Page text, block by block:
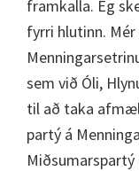
framkalla. Ég
fyrri hlutinn.
sem við Óli,
til að taka
partý á